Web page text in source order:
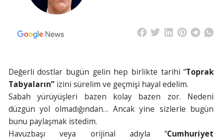
Değerli dostlar bugün gelin hep birlikte tarihi “Toprak
Tabyaların”izini sürelim ve geçmişi hayal edelim.
Sabah yürüyüşleri bazen kolay bazen zor. Nedeni
düzgün yol olmadığından… Ancak yine sizlerle bugün
bunu paylaşmak istedim.
Havuzbaşı veya orijinal adıyla “Cumhuriyet